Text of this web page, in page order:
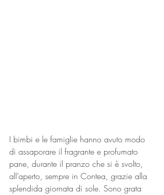
I bimbi e le famiglie hanno avuto modo
di assaporare il fragrante e profumato
pane, durante il pranzo che si è svolto,
all’aperto, sempre in Contea, grazie alla
splendida giornata di sole. Sono grata